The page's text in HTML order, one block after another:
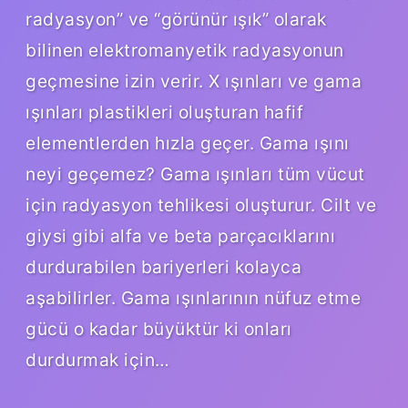
radyasyon” ve “görünür ışık” olarak
bilinen elektromanyetik radyasyonun
geçmesine izin verir. X ışınları ve gama
ışınları plastikleri oluşturan hafif
elementlerden hızla geçer. Gama ışını
neyi geçemez? Gama ışınları tüm vücut
için radyasyon tehlikesi oluşturur. Cilt ve
giysi gibi alfa ve beta parçacıklarını
durdurabilen bariyerleri kolayca
aşabilirler. Gama ışınlarının nüfuz etme
gücü o kadar büyüktür ki onları
durdurmak için…